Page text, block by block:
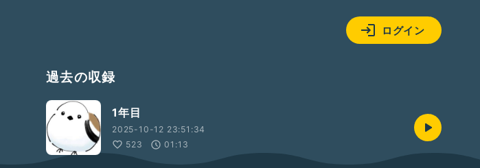
ログイン
過去の収録
1年目
2025-10-12 23:51:34
523
01:13